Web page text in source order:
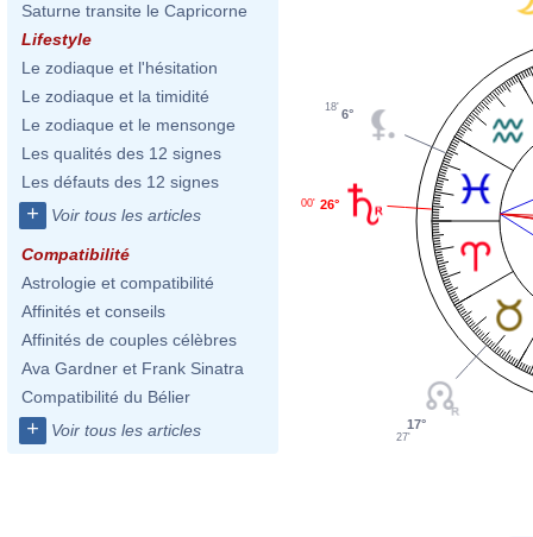
Saturne transite le Capricorne
Lifestyle
Le zodiaque et l'hésitation
Le zodiaque et la timidité
Le zodiaque et le mensonge
Les qualités des 12 signes
Les défauts des 12 signes
+ Voir tous les articles
Compatibilité
Astrologie et compatibilité
Affinités et conseils
Affinités de couples célèbres
Ava Gardner et Frank Sinatra
Compatibilité du Bélier
+ Voir tous les articles
6°
18'
26°
00'
17°
27'